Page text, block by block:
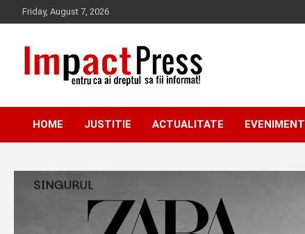
to
Friday, August 7, 2026
IMPACTPRESS
HOME JUSTITIE ACTUALITATE EVENIMENT